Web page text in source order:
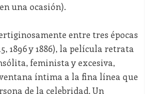
una ocasión).
entre tres épocas
1896 y 1886), la película retrata
feminista y excesiva,
íntima a la fina línea que
de la celebridad. Un